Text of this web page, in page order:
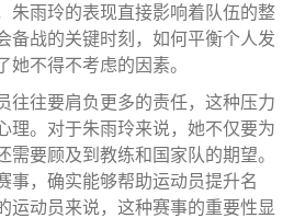
朱雨玲的表现直接影响着队伍的整
备战的关键时刻，如何平衡个人发
不得不考虑的因素。
往往要肩负更多的责任，这种压力
理。对于朱雨玲来说，她不仅要为
需要顾及到教练和国家队的期望。
事，确实能够帮助运动员提升名
运动员来说，这种赛事的重要性显